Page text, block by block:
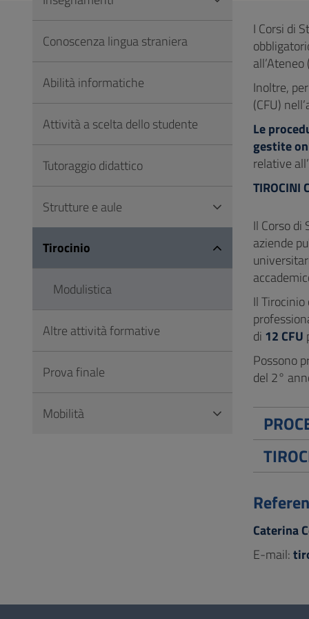
Footer
I Corsi di
Inoltre,
(CFU)
Le
gestite
relative
TIROCINI
Il Corso di
aziende
Il
di 12 CFU
Possono
del 2°
Caterina
E-mail:
Conoscenza lingua straniera
Abilità informatiche
Attività a scelta dello studente
Tutoraggio didattico
Strutture e aule
Tirocinio
Modulistica
Altre attività formative
Prova finale
Mobilità
Questionario